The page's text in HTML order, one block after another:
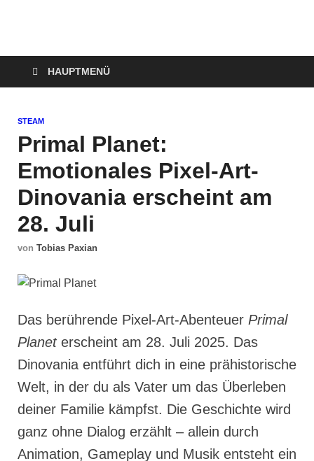
Technoloki: Gaming
und Entertainment
News
Blockbuster, Indie-Perlen und Retro-Klassiker.
HAUPTMENÜ
STEAM
Primal Planet:
Emotionales Pixel-Art-
Dinovania erscheint am
28. Juli
von Tobias Paxian
Das berührende Pixel-Art-Abenteuer Primal
Planeterscheint am 28. Juli 2025. Das
Dinovania entführt dich in eine prähistorische
Welt, in der du als Vater um das Überleben
deiner Familie kämpfst. Die Geschichte wird
ganz ohne Dialog erzählt – allein durch
Animation, Gameplay und Musik entsteht ein